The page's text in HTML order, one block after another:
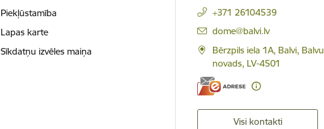
Piekļūstamība
Lapas karte
Sīkdatņu izvēles maiņa
+371 26104539
E-pasts:
dome@balvi.lv
Bērzpils iela 1A, Balvi, Balvu
novads, LV-4501
Visi kontakti